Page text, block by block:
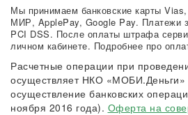
Мы принимаем банковские карты
МИР, ApplePay, Google Pay. Платежи
PCI DSS. После оплаты штрафа
личном кабинете. Подробнее про
Расчетные операции при
осуществляет НКО «МОБИ.Деньги»
осуществление банковских
ноября 2016 года). Оферта на